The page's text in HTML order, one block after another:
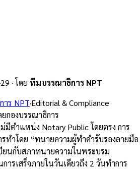
· โดย ทีมบรรณาธิการ NPT
ร NPT·Editorial & Compliance
กองบรรณาธิการ
มีตำแหน่ง Notary Public โดยตรง การ
ทำโดย “ทนายความผู้ทำคำรับรองลายมือ
นกับสภาทนายความในพระบรม
ารเสร็จภายในวันเดียวถึง 2 วันทำการ